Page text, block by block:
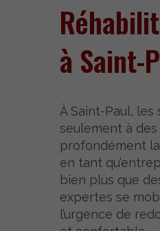
à Saint-
À Saint-Paul,
seulement à
profondément
en tant
bien plus que
expertes se
l’urgence de